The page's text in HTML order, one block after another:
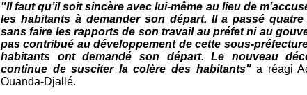
"Il faut qu’il soit sincère avec lui-même au lieu de
les habitants à demander son départ. Il a passé quatre
sans faire les rapports de son travail au préfet ni au
pas contribué au développement de cette sous-
habitants ont demandé son départ. Le nouveau
continue de susciter la colère des habitants"a réagi
Ouanda-Djallé.